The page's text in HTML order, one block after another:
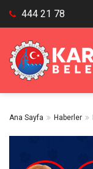
444 21 78
Ana Sayfa Haberler